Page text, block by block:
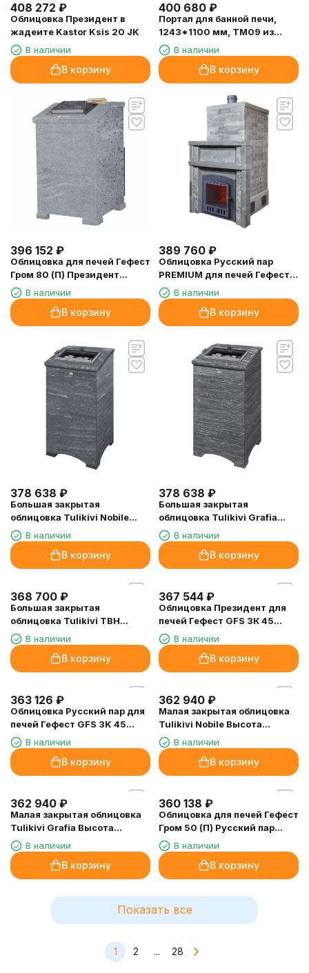
408 272 ₽
Облицовка Президент в
жадеите Kastor Ksis 20 JK
В наличии
В корзину
400 680 ₽
Портал для банной печи,
1243*1100 мм, ТМ09 из
талькомагнезита
В наличии
В корзину
396 152 ₽
Облицовка для печей Гефест
Гром 80 (П) Президент
Талькомагнезит, высота
1320/60
В наличии
В корзину
389 760 ₽
Облицовка Русский пар
PREMIUM для печей Гефест
Grom 30 П, кирпич
Талькомагнезит
В наличии
В корзину
378 638 ₽
Большая закрытая
облицовка Tulikivi Nobile
Высота 1585мм, чугунная
дверца сверху
В наличии
В корзину
378 638 ₽
Большая закрытая
облицовка Tulikivi Grafia
Высота 1585мм, чугунная
дверца сверху
В наличии
В корзину
368 700 ₽
Большая закрытая
облицовка Tulikivi TBH
Высота 1885мм, чугунная
дверца сверху
В наличии
В корзину
367 544 ₽
Облицовка Президент для
печей Гефест GFS ЗК 45
Талькомагнезит (1320/60)
В наличии
В корзину
363 126 ₽
Облицовка Русский пар для
печей Гефест GFS 3K 45
Талькомагнезит (1420/60)
В наличии
В корзину
362 940 ₽
Малая закрытая облицовка
Tulikivi Nobile Высота
1585мм, чугунная дверца
сверху
В наличии
В корзину
362 940 ₽
Малая закрытая облицовка
Tulikivi Grafia Высота
1585мм, чугунная дверца
сверху
В наличии
В корзину
360 138 ₽
Облицовка для печей Гефест
Гром 50 (П) Русский пар
Талькомагнезит, высота
1620/60
В наличии
В корзину
Показать все
1 2 ... 28